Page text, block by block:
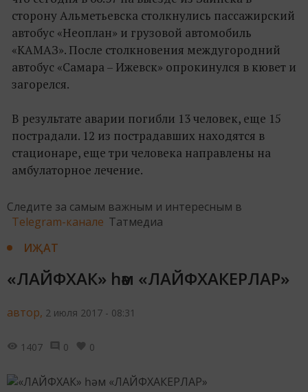
сторону Альметьевска столкнулись пассажирский
автобус «Неоплан» и грузовой автомобиль
«КАМАЗ». После столкновения междугородний
автобус «Самара – Ижевск» опрокинулся в кювет и
загорелся.
В результате аварии погибли 13 человек, еще 15
пострадали. 12 из пострадавших находятся в
стационаре, еще три человека направлены на
амбулаторное лечение.
Следите за самым важным и интересным в
Telegram-канале Татмедиа
ИҖАТ
«ЛАЙФХАК» һәм «ЛАЙФХАКЕРЛАР»
автор, 2 июля 2017 - 08:31
1407 0 0